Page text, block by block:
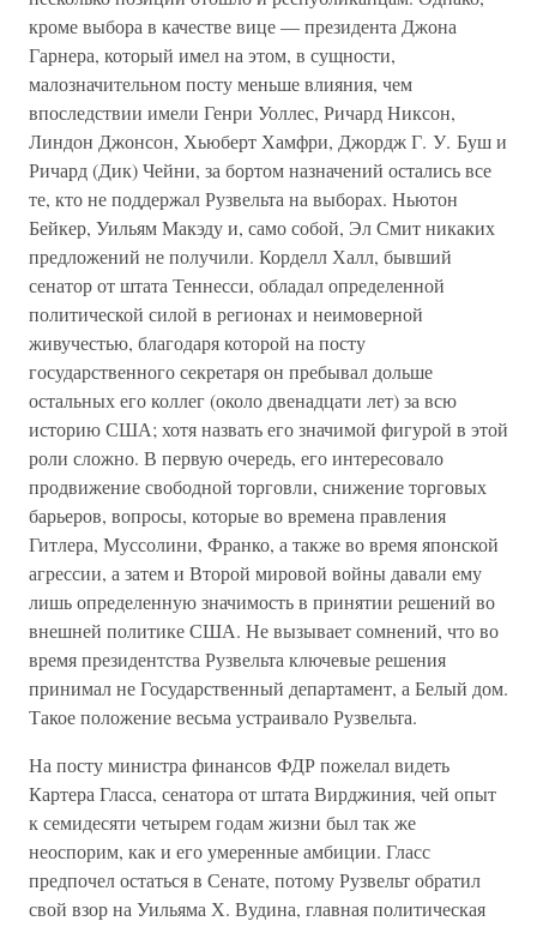
кроме выбора в качестве вице — президента Джона
Гарнера, который имел на этом, в сущности,
малозначительном посту меньше влияния, чем
впоследствии имели Генри Уоллес, Ричард Никсон,
Линдон Джонсон, Хьюберт Хамфри, Джордж Г. У. Буш и
Ричард (Дик) Чейни, за бортом назначений остались все
те, кто не поддержал Рузвельта на выборах. Ньютон
Бейкер, Уильям Макэду и, само собой, Эл Смит никаких
предложений не получили. Корделл Халл, бывший
сенатор от штата Теннесси, обладал определенной
политической силой в регионах и неимоверной
живучестью, благодаря которой на посту
государственного секретаря он пребывал дольше
остальных его коллег (около двенадцати лет) за всю
историю США; хотя назвать его значимой фигурой в этой
роли сложно. В первую очередь, его интересовало
продвижение свободной торговли, снижение торговых
барьеров, вопросы, которые во времена правления
Гитлера, Муссолини, Франко, а также во время японской
агрессии, а затем и Второй мировой войны давали ему
лишь определенную значимость в принятии решений во
внешней политике США. Не вызывает сомнений, что во
время президентства Рузвельта ключевые решения
принимал не Государственный департамент, а Белый дом.
Такое положение весьма устраивало Рузвельта.
На посту министра финансов ФДР пожелал видеть
Картера Гласса, сенатора от штата Вирджиния, чей опыт
к семидесяти четырем годам жизни был так же
неоспорим, как и его умеренные амбиции. Гласс
предпочел остаться в Сенате, потому Рузвельт обратил
свой взор на Уильяма Х. Вудина, главная политическая